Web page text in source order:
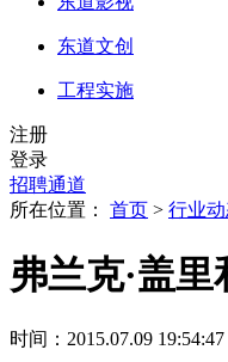
东道文创
工程实施
注册
登录
招聘通道
所在位置： 首页 > 行业
弗兰克·盖
时间：2015.07.09